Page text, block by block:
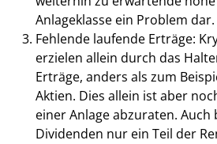
Anlageklasse ein Problem dar.
Fehlende laufende Erträge:
erzielen allein durch das
Erträge, anders als zum
Aktien. Dies allein ist aber
einer Anlage abzuraten. Auch
Dividenden nur ein Teil der